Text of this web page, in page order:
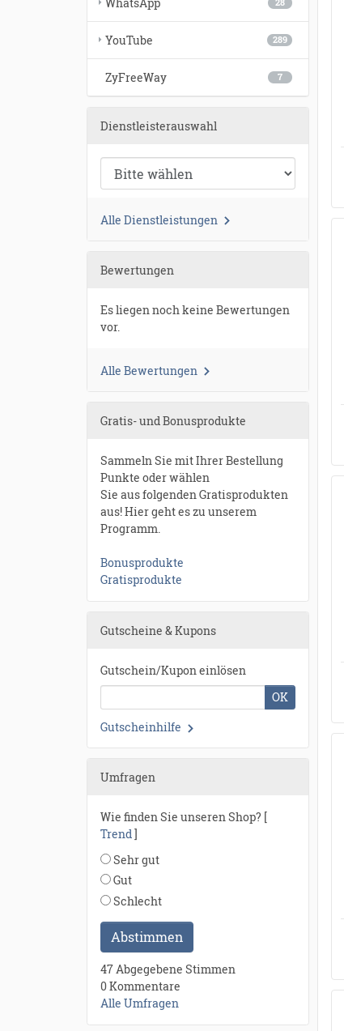
28
289
YouTube
7
ZyFreeWay
Dienstleisterauswahl
Alle Dienstleistungen
Bewertungen
Es liegen noch keine Bewertungen
vor.
Alle Bewertungen
Gratis- und Bonusprodukte
Sammeln Sie mit Ihrer Bestellung
Punkte oder wählen
Sie aus folgenden Gratisprodukten
aus! Hier geht es zu unserem
Programm.
Bonusprodukte
Gratisprodukte
Gutscheine & Kupons
Gutschein/Kupon einlösen
OK
Gutscheinhilfe
Umfragen
Wie finden Sie unseren Shop? [
Trend ]
Sehr gut
Gut
Schlecht
Abstimmen
47 Abgegebene Stimmen
0 Kommentare
Alle Umfragen